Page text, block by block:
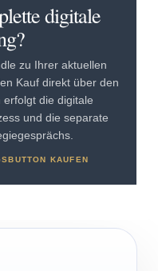
digitale
zu Ihrer aktuellen
Kauf direkt über den
die digitale
und die separate
KAUFEN